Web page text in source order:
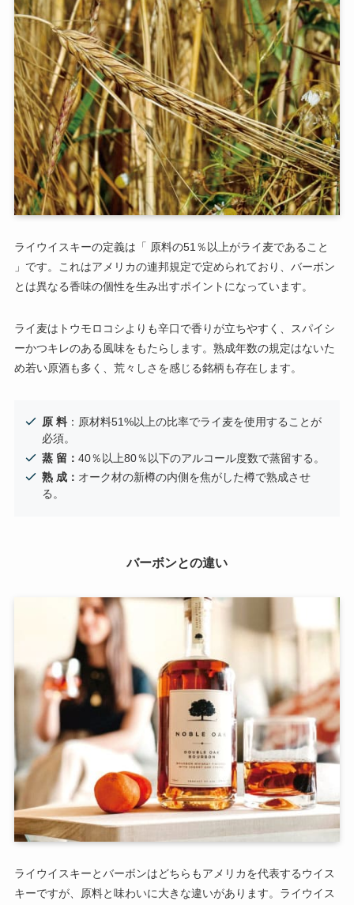
ライウイスキーの定義は「 原料の51％以上がライ麦であること
」です。これはアメリカの連邦規定で定められており、バーボン
とは異なる香味の個性を生み出すポイントになっています。
ライ麦はトウモロコシよりも辛口で香りが立ちやすく、スパイシ
ーかつキレのある風味をもたらします。熟成年数の規定はないた
め若い原酒も多く、荒々しさを感じる銘柄も存在します。
原 料：原材料51%以上の比率でライ麦を使用することが
必須。
蒸 留： 40％以上80％以下のアルコール度数で蒸留する。
熟 成： オーク材の新樽の内側を焦がした樽で熟成させ
る。
バーボンとの違い
ライウイスキーとバーボンはどちらもアメリカを代表するウイス
キーですが、原料と味わいに大きな違いがあります。ライウイス